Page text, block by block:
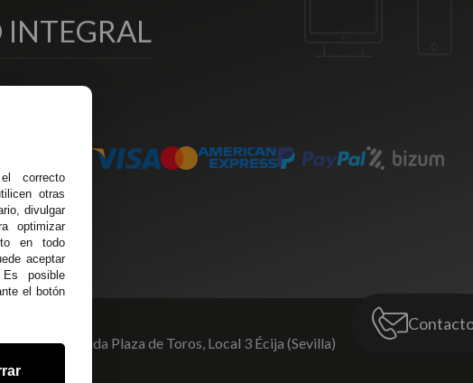
INTEGRAL
3
Avenida Plaza de Toros, Local 3 Écija (Sevilla)
correcto
otras
divulgar
optimizar
en todo
aceptar
posible
el botón